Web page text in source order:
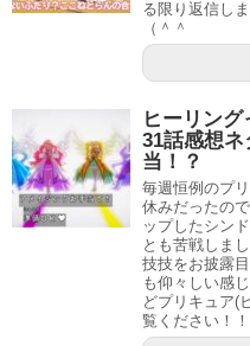
そしてOPは主題歌は変わ
ムールが追加されました！
あんまりOPは変かなかっ
る限り返信し
（＾＾
ヒーリン
31話感想
当！？
毎週恒例のプ
休みだったの
ップしたシン
とも苦戦しま
技技をお披露
も仰々しい感
どプリキュア(
覧ください！！